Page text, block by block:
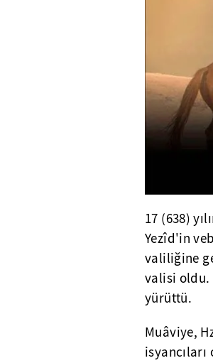
17 (638)
Yezîd'in
valiliğine
valisi oldu.
yürüttü.
Muâviye,